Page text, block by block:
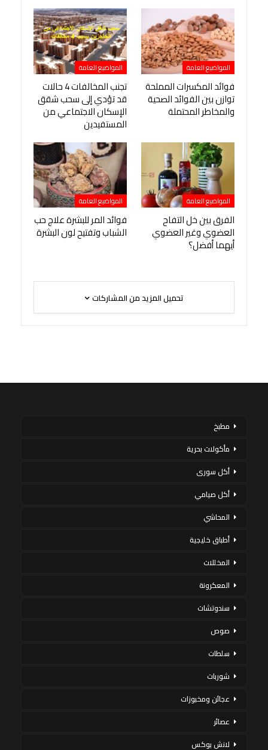
المواضيع العامة
فوائد المكسرات المملحة
توازن بين الفوائد الصحية
والمخاطر المحتملة
المواضيع العامة
تجنب المخالفات 4 حالات
قد تؤدي إلى سحب شقق
الإسكان الاجتماعي من
المستفيدين
المواضيع العامة
الفرق بين خل التفاح
العضوي وغير العضوي
أيهما أفضل؟
المواضيع العامة
فوائد المر للبشرة علاج حب
الشباب وتفتيح لون البشرة
تحميل المزيد من المشاركات
مطبخ
مأكولات بحرية
أكل سورى
أكل صيامي
المحاشي
أطباق خليجية
المخللات
المعكرونة
سندوتشات
صوص
سلطات
شوربات
عجائن ومخبوزات
عصائر
لانش بوكس